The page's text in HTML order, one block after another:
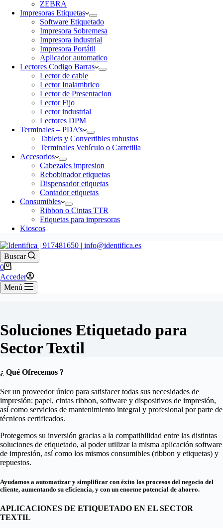
ZEBRA
Impresoras Etiquetas
Software Etiquetado
Impresora Sobremesa
Impresora industrial
Impresora Portátil
Aplicador automatico
Lectores Codigo Barras
Lector de cable
Lector Inalambrico
Lector de Presentacion
Lector Fijo
Lector industrial
Lectores DPM
Terminales – PDA’s
Tablets y Convertibles robustos
Terminales Vehículo o Carretilla
Accesorios
Cabezales impresion
Rebobinador etiquetas
Dispensador etiquetas
Contador etiquetas
Consumibles
Ribbon o Cintas TTR
Etiquetas para impresoras
Kioscos
Buscar
Carro
de
compra
0
Acceder
Menú
Soluciones Etiquetado para
Sector Textil
¿ Qué Ofrecemos ?
Ser un proveedor único para satisfacer todas sus necesidades de
impresión: papel, cintas ribbon, software y dispositivos de impresión,
así como servicios de mantenimiento integral y profesional por parte de
técnicos certificados.
Protegemos su inversión gracias a la compatibilidad entre las distintas
soluciones de etiquetado, al poder utilizar la misma aplicación software
de impresión, así como los mismos consumibles (ribbon y etiquetas) y
repuestos.
Ayudamos a automatizar y simplificar con éxito los procesos del negocio del
cliente, aumentando su eficiencia, y con un enorme potencial de ahorro.
APLICACIONES DE ETIQUETADO EN EL SECTOR
TEXTIL